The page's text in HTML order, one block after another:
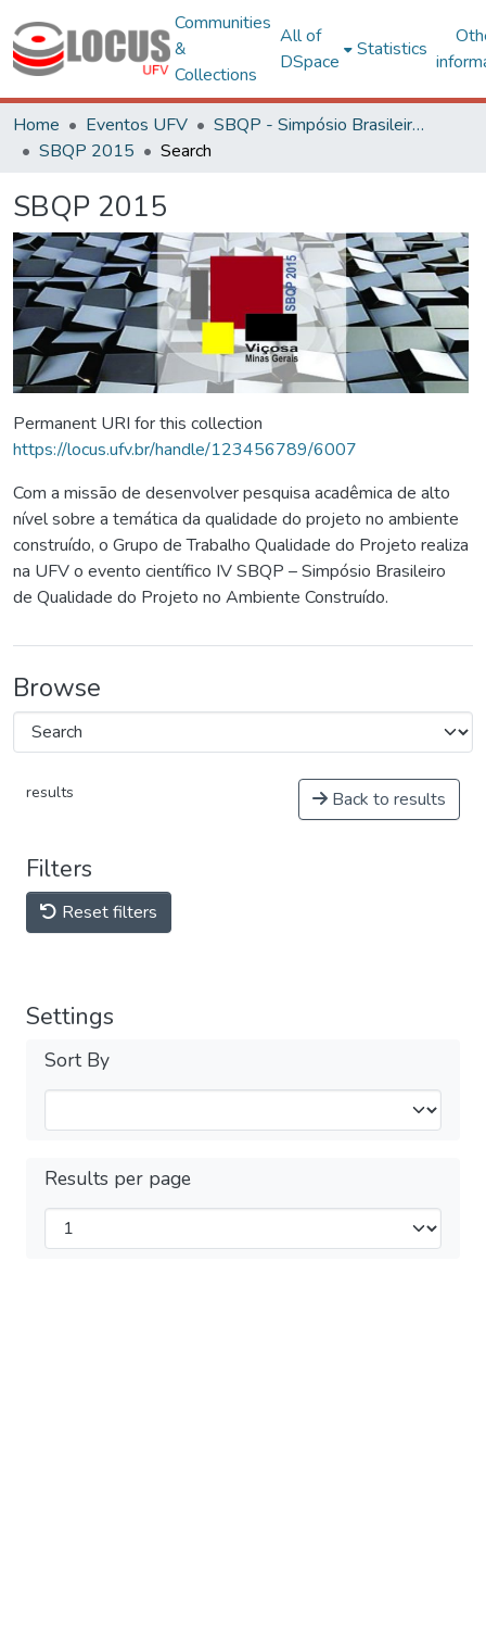
Communities
&
Collections
All of
DSpace
Statistics
Home Eventos UFV
SBQP - Simpósio Brasileiro de Qualidade do Projeto no Ambiente Construído
SBQP 2015
Search
SBQP 2015
Permanent URI for this collection
https://locus.ufv.br/handle/123456789/6007
Com a missão de desenvolver pesquisa acadêmica de alto
nível sobre a temática da qualidade do projeto no ambiente
construído, o Grupo de Trabalho Qualidade do Projeto realiza
na UFV o evento científico IV SBQP – Simpósio Brasileiro
de Qualidade do Projeto no Ambiente Construído.
Browse
results Back to results
Filters
Reset filters
Settings
Sort By
Results per page